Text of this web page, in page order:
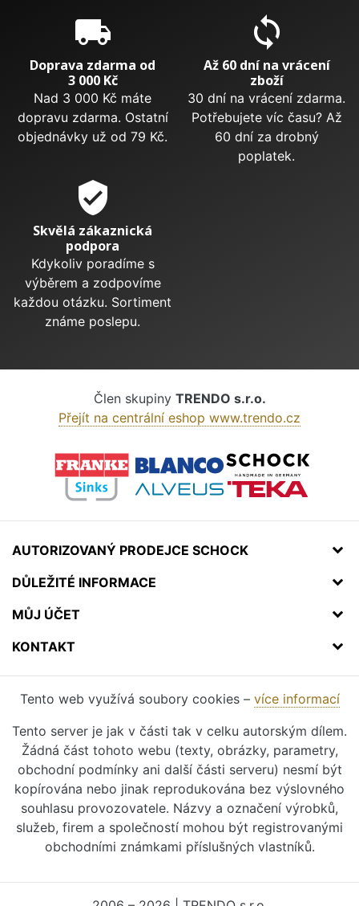
local_shipping
Doprava zdarma od
3 000 Kč
Nad 3 000 Kč máte
dopravu zdarma. Ostatní
objednávky už od 79 Kč.
sync
Až 60 dní na vrácení
zboží
30 dní na vrácení zdarma.
Potřebujete víc času? Až
60 dní za drobný
poplatek.
verified_user
Skvělá zákaznická
podpora
Kdykoliv poradíme s
výběrem a zodpovíme
každou otázku. Sortiment
známe poslepu.
Člen skupiny TRENDO s.r.o.
Přejít na centrální eshop www.trendo.cz
AUTORIZOVANÝ PRODEJCE SCHOCK
DŮLEŽITÉ INFORMACE
MŮJ ÚČET
KONTAKT
Tento web využívá soubory cookies – více informací
Tento server je jak v části tak v celku autorským dílem.
Žádná část tohoto webu (texty, obrázky, parametry,
obchodní podmínky ani další části serveru) nesmí být
kopírována nebo jinak reprodukována bez výslovného
souhlasu provozovatele. Názvy a označení výrobků,
služeb, firem a společností mohou být registrovanými
obchodními známkami příslušných vlastníků.